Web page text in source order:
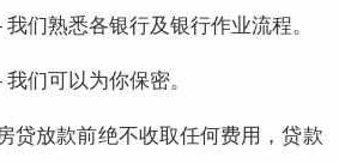
我们熟悉各银行及银行作业流程。
我们可以为你保密。
贷放款前绝不收取任何费用，贷款